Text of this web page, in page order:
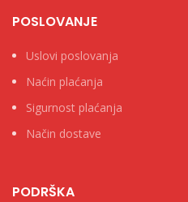
POSLOVANJE
Uslovi poslovanja
Naćin plaćanja
Sigurnost plaćanja
Način dostave
PODRŠKA